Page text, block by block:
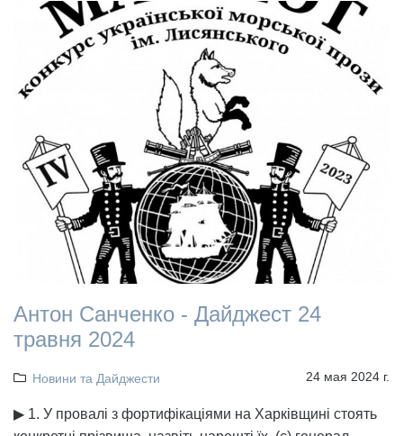
Антон Санченко - Дайджест 24
травня 2024
Новини та Дайджести 24 мая 2024 г.
▶ 1. У провалі з фортифікаціями на Харківщині стоять